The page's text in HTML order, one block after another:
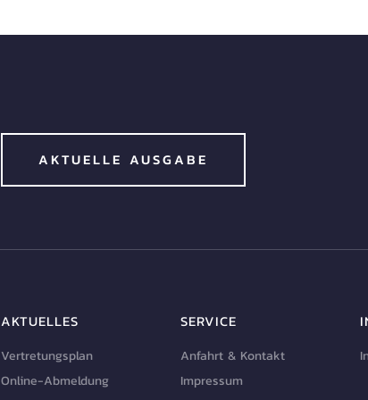
AKTUELLE AUSGABE
AKTUELLES
Vertretungsplan
Online-Abmeldung
SERVICE
Anfahrt & Kontakt
Impressum